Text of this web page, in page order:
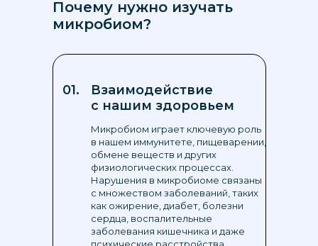
Почему нужно изучать
микробиом?
Взаимодействие
с нашим здоровьем
01.
Микробиом играет ключевую роль
в нашем иммунитете, пищеварении,
обмене веществ и других
физиологических процессах.
Нарушения в микробиоме связаны
с множеством заболеваний, таких
как ожирение, диабет, болезни
сердца, воспалительные
заболевания кишечника и даже
психические расстройства.